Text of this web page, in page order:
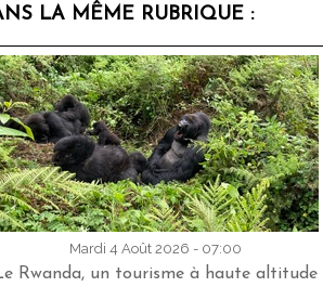
LA MÊME RUBRIQUE :
Mardi 4 Août 2026 - 07:00
Rwanda, un tourisme à haute altitude